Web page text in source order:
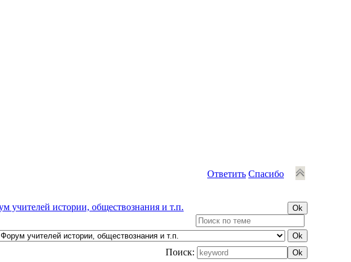
Ответить Спасибо
учителей истории, обществознания и т.п.
Поиск: